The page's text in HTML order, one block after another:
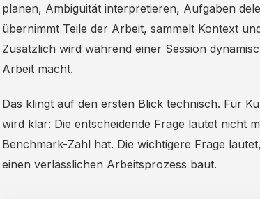
planen, Ambiguität interpretieren, Aufgaben
übernimmt Teile der Arbeit, sammelt Kontext
Zusätzlich wird während einer Session
Arbeit macht.
Das klingt auf den ersten Blick technisch. Für
wird klar: Die entscheidende Frage lautet nicht
Benchmark-Zahl hat. Die wichtigere Frage
einen verlässlichen Arbeitsprozess baut.